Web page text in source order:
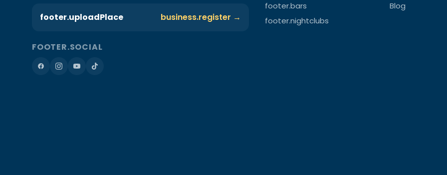
footer.uploadPlace business.register →
FOOTER.SOCIAL
footer.bars
footer.nightclubs
Blog